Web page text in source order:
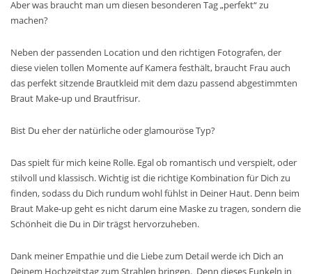
Aber was braucht man um diesen besonderen Tag „perfekt“ zu
machen?
Neben der passenden Location und den richtigen Fotografen, der
diese vielen tollen Momente auf Kamera festhält, braucht Frau auch
das perfekt sitzende Brautkleid mit dem dazu passend abgestimmten
Braut Make-up und Brautfrisur.
Bist Du eher der natürliche oder glamouröse Typ?
Das spielt für mich keine Rolle. Egal ob romantisch und verspielt, oder
stilvoll und klassisch. Wichtig ist die richtige Kombination für Dich zu
finden, sodass du Dich rundum wohl fühlst in Deiner Haut. Denn beim
Braut Make-up geht es nicht darum eine Maske zu tragen, sondern die
Schönheit die Du in Dir trägst hervorzuheben.
Dank meiner Empathie und die Liebe zum Detail werde ich Dich an
Deinem Hochzeitstag zum Strahlen bringen. Denn dieses Funkeln in